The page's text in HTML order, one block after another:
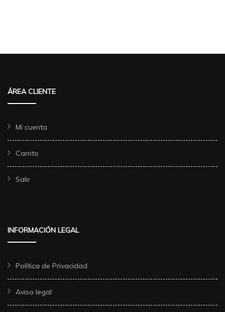
ÁREA CLIENTE
Mi cuenta
Carrito
Salir
INFORMACIÓN LEGAL
Política de Privacidad
Aviso legal